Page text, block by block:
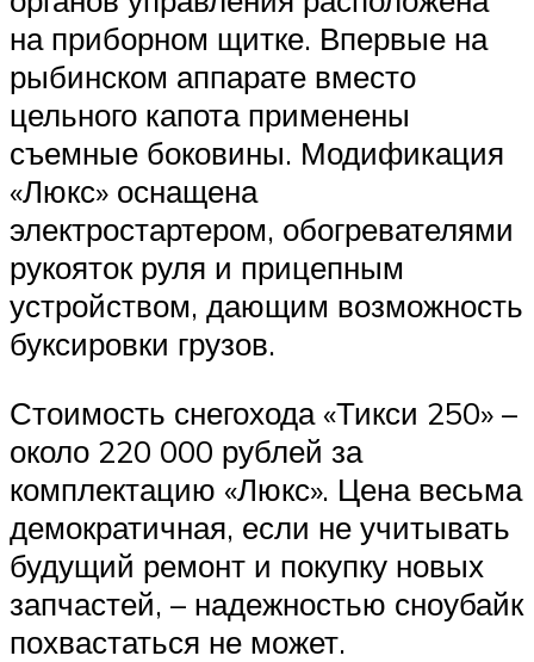
на приборном щитке. Впервые на
рыбинском аппарате вместо
цельного капота применены
съемные боковины. Модификация
«Люкс» оснащена
электростартером, обогревателями
рукояток руля и прицепным
устройством, дающим возможность
буксировки грузов.
Стоимость снегохода «Тикси 250» –
около 220 000 рублей за
комплектацию «Люкс». Цена весьма
демократичная, если не учитывать
будущий ремонт и покупку новых
запчастей, – надежностью сноубайк
похвастаться не может.